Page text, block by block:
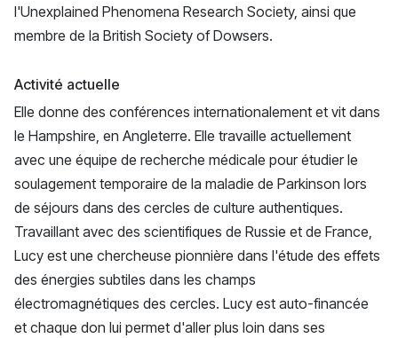
l'Unexplained Phenomena Research Society, ainsi que
membre de la British Society of Dowsers.
Activité actuelle
Elle donne des conférences internationalement et vit dans
le Hampshire, en Angleterre. Elle travaille actuellement
avec une équipe de recherche médicale pour étudier le
soulagement temporaire de la maladie de Parkinson lors
de séjours dans des cercles de culture authentiques.
Travaillant avec des scientifiques de Russie et de France,
Lucy est une chercheuse pionnière dans l'étude des effets
des énergies subtiles dans les champs
électromagnétiques des cercles. Lucy est auto-financée
et chaque don lui permet d'aller plus loin dans ses